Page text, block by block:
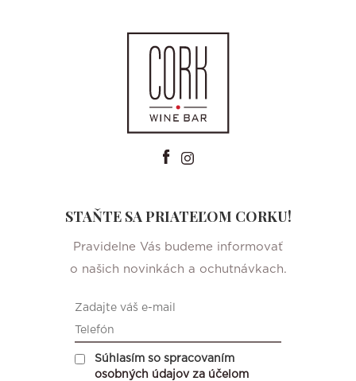
STAŇTE SA PRIATEĽOM CORKU!
Pravidelne Vás budeme informovať
o našich novinkách a ochutnávkach.
Súhlasím so spracovaním
osobných údajov za účelom